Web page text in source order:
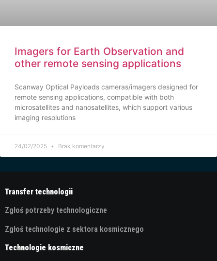
Imagers for Earth Observation and
other remote sensing applications
Scanway Optical Payloads cameras/imagers designed for
remote sensing applications, compatible with both
microsatellites and nanosatellites, which support various
imaging resolutions
24/02/2025 Brak komentarzy
Transfer technologii
Zgłoś potrzeby technologiczne
Zgłoś technologie z sektora kosmicznego
Technologie kosmiczne